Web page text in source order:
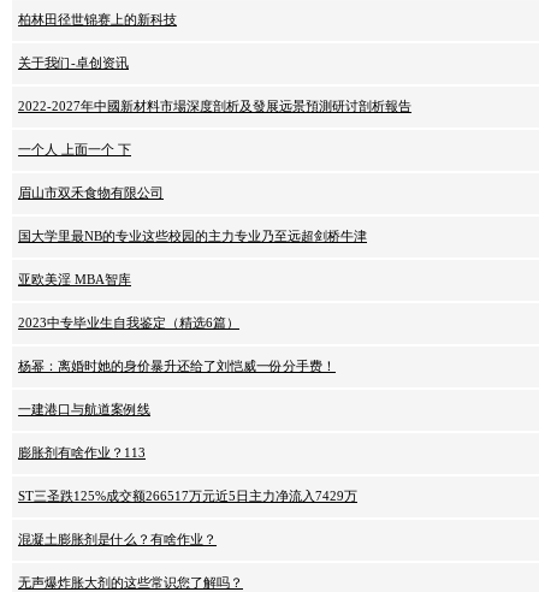
柏林田径世锦赛上的新科技
关于我们-卓创资讯
2022-2027年中國新材料市場深度剖析及發展远景預測研讨剖析報告
一个人 上面一个 下
眉山市双禾食物有限公司
国大学里最NB的专业这些校园的主力专业乃至远超剑桥牛津
亚欧美淫 MBA智库
2023中专毕业生自我鉴定（精选6篇）
杨幂：离婚时她的身价暴升还给了刘恺威一份分手费！
一建港口与航道案例线
膨胀剂有啥作业？113
ST三圣跌125%成交额266517万元近5日主力净流入7429万
混凝土膨胀剂是什么？有啥作业？
无声爆炸胀大剂的这些常识您了解吗？